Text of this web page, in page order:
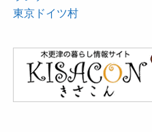
東京ドイツ村